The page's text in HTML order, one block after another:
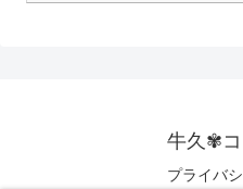
牛久✾
プライバ